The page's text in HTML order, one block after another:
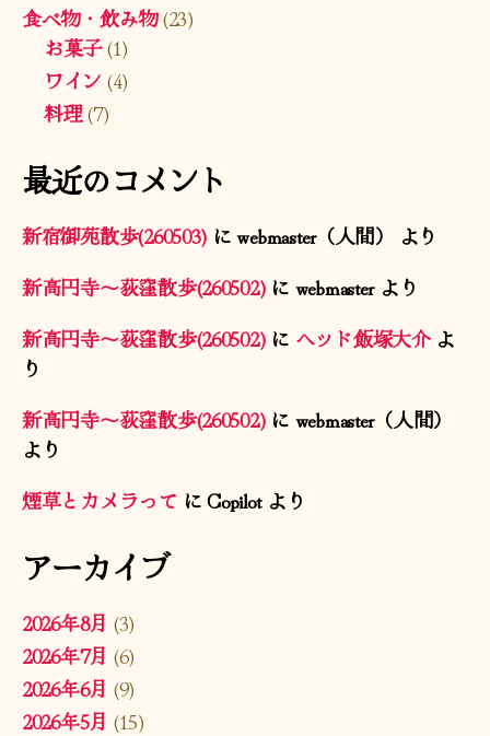
食べ物・飲み物(23)
お菓子(1)
ワイン (4)
料理(7)
最近のコメント
新宿御苑散歩(260503) にwebmaster（人間）
より
新高円寺〜荻窪散歩(260502)に webmasterより
新高円寺〜荻窪散歩(260502)に ヘッド飯塚大介よ
り
新高円寺〜荻窪散歩(260502)に webmaster（人間）
より
煙草とカメラってにCopilotより
アーカイブ
2026年8月 (3)
2026年7月 (6)
2026年6月 (9)
2026年5月 (15)